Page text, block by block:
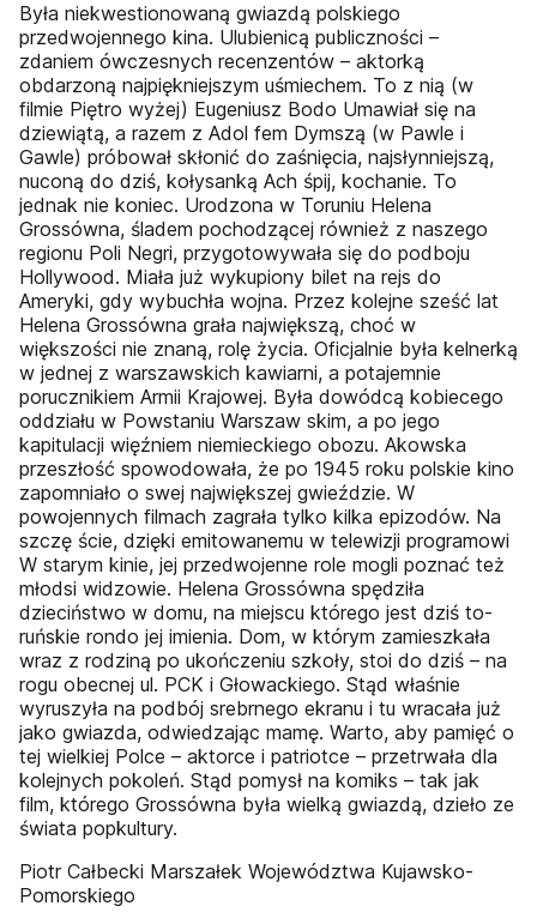
Była niekwestionowaną gwiazdą polskiego
przedwojennego kina. Ulubienicą publiczności –
zdaniem ówczesnych recenzentów – aktorką
obdarzoną najpiękniejszym uśmiechem. To z nią (w
filmie Piętro wyżej) Eugeniusz Bodo Umawiał się na
dziewiątą, a razem z Adol­ fem Dymszą (w Pawle i
Gawle) próbował skłonić do zaśnięcia, najsłynniejszą,
nuconą do dziś, kołysanką Ach śpij, kochanie. To
jednak nie koniec. Urodzona w Toruniu Helena
Grossówna, śladem pochodzącej również z naszego
regionu Poli Negri, przygotowywała się do podboju
Hollywood. Miała już wykupiony bilet na rejs do
Ameryki, gdy wybuchła wojna. Przez kolejne sześć lat
Helena Grossówna grała największą, choć w
większości nie­ znaną, rolę życia. Oficjalnie była kelnerką
w jednej z warszawskich kawiarni, a potajemnie
porucznikiem Armii Krajowej. Była dowódcą kobiecego
oddziału w Powstaniu Warszaw­ skim, a po jego
kapitulacji więźniem niemieckiego obozu. Akowska
przeszłość spowodowała, że po 1945 roku polskie kino
zapomniało o swej największej gwieździe. W
powojennych filmach zagrała tylko kilka epizodów. Na
szczę­ ście, dzięki emitowanemu w telewizji programowi
W starym kinie, jej przedwojenne role mogli poznać też
młodsi widzowie. Helena Grossówna spędziła
dzieciństwo w domu, na miejscu którego jest dziś to­
ruńskie rondo jej imienia. Dom, w którym zamieszkała
wraz z rodziną po ukończeniu szkoły, stoi do dziś – na
rogu obecnej ul. PCK i Głowackiego. Stąd właśnie
wyruszyła na podbój srebrnego ekranu i tu wracała już
jako gwiazda, odwiedzając mamę. Warto, aby pa­mięć o
tej wielkiej Polce – aktorce i patriotce – przetrwała dla
kolejnych pokoleń. Stąd pomysł na komiks – tak jak
film, którego Grossówna była wielką gwiazdą, dzieło ze
świata popkultury.
Piotr Całbecki Marszałek Województwa Kujawsko-
Pomorskiego